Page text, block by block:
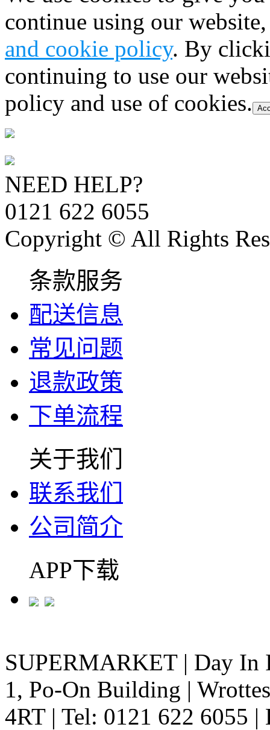
continue using our
and cookie policy. By
continuing to use our
policy and use of cookies.
NEED HELP?
0121 622 6055
Copyright © All Rights
条款服务
配送信息
常见问题
退款政策
下单流程
关于我们
联系我们
公司简介
APP下载
SUPERMARKET | Day In
1, Po-On Building |
4RT | Tel: 0121 622 6055 |